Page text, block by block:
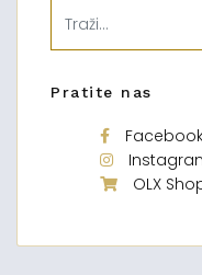
Pratite nas
OLX